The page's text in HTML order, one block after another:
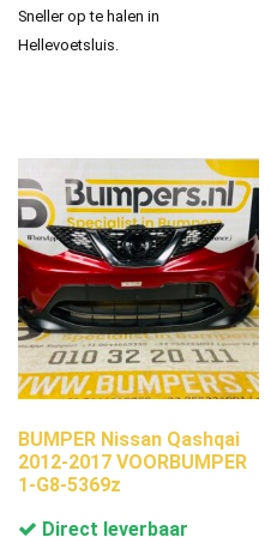
Sneller op te halen in
Hellevoetsluis.
BUMPER Nissan Qashqai
2012-2017 VOORBUMPER
1-G8-5369z
Direct leverbaar